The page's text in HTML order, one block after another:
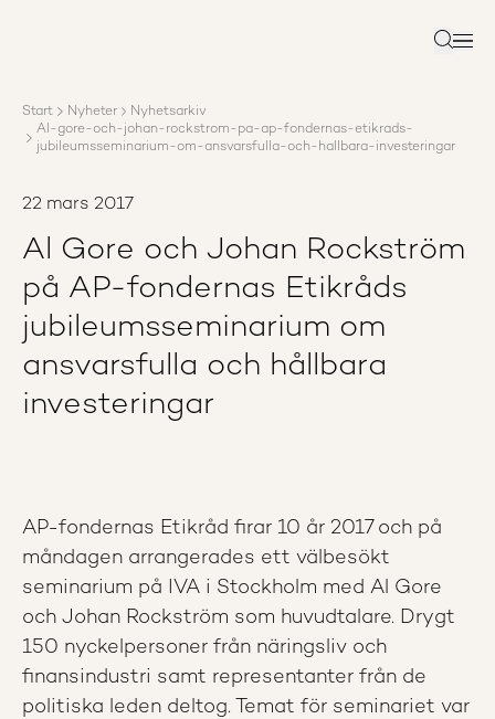
Rapporter
Nyheter
Sök
Start Nyheter
Nyhetsarkiv
Al-gore-och-johan-rockstrom-pa-ap-fondernas-etikrads-
jubileumsseminarium-om-ansvarsfulla-och-hallbara-investeringar
22 mars 2017
Al Gore och Johan Rockström
på AP-fondernas Etikråds
jubileumsseminarium om
ansvarsfulla och hållbara
investeringar
AP-fondernas Etikråd firar 10 år 2017 och på
måndagen arrangerades ett välbesökt
seminarium på IVA i Stockholm med Al Gore
och Johan Rockström som huvudtalare. Drygt
150 nyckelpersoner från näringsliv och
finansindustri samt representanter från de
politiska leden deltog. Temat för seminariet var